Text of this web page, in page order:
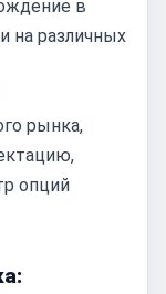
в
на различных
рынка,
опций